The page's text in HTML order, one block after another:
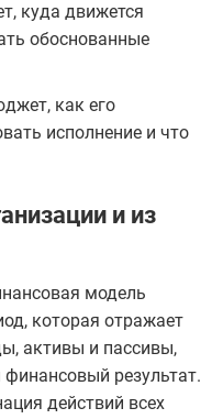
куда движется
обоснованные
как его
исполнение и что
и из
модель
которая отражает
активы и пассивы,
результат.
действий всех